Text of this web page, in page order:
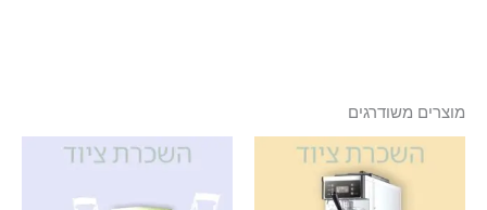
מוצרים משודרגים
המחיר
המקורי
היה:
399.00 ₪.
המחיר
המחיר
המקורי
299.00 ₪.
המחיר